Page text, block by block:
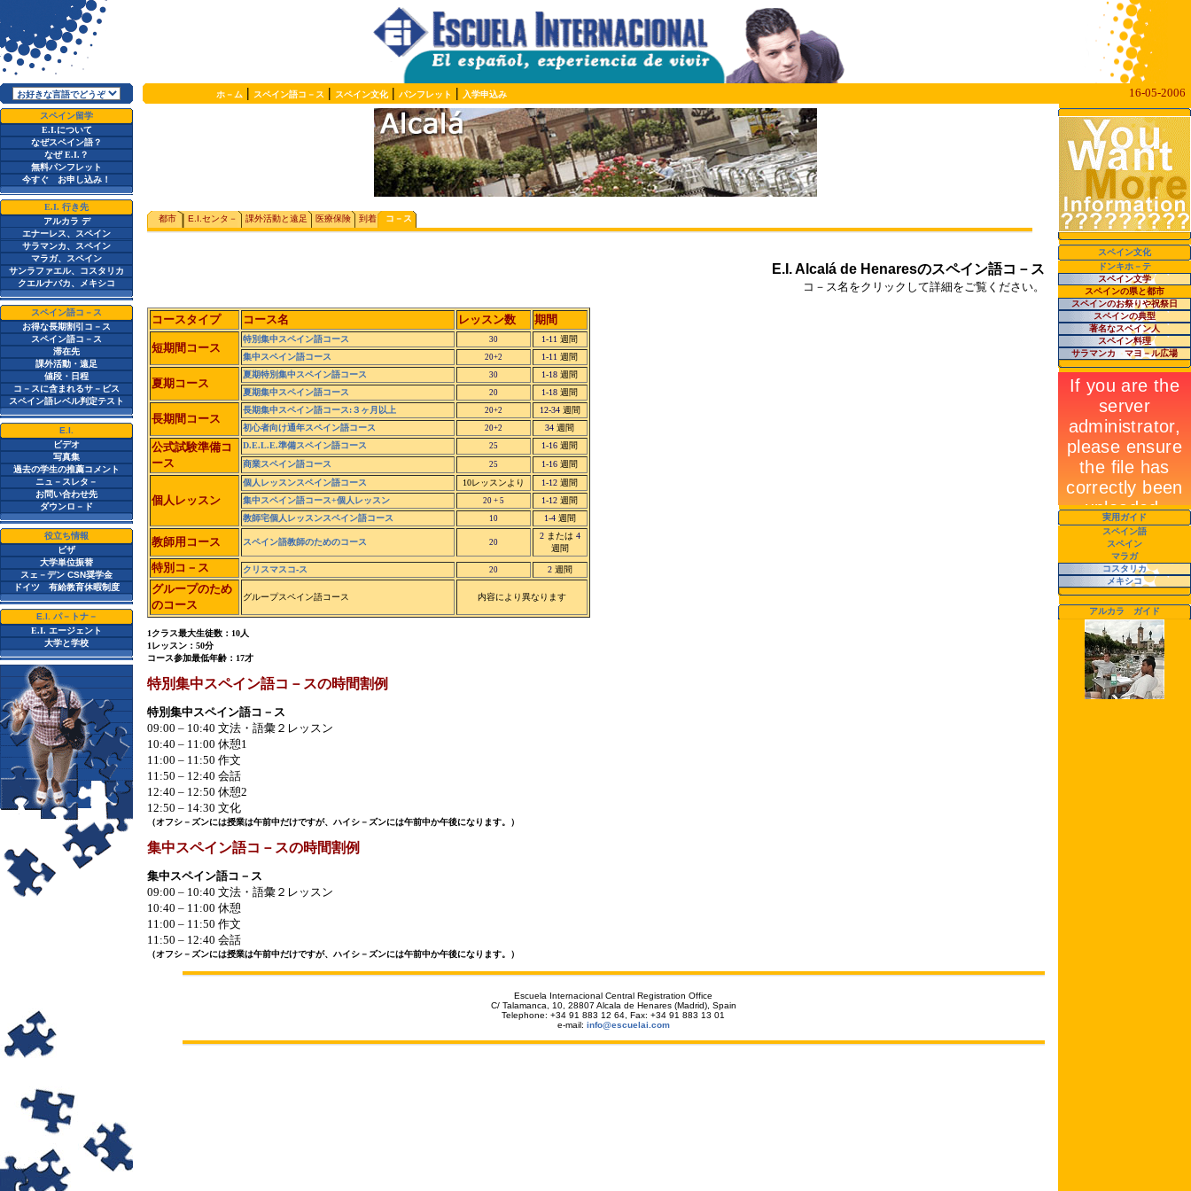
ホ－ム | スペイン語コ－ス | スペイン文化| パンフレット | 入学申込み 16-05-2006
スペイン留学
E.I.について
なぜスペイン語？
なぜE.I. ？
無料パンフレット
今すぐ お申し込み！
E.I. 行き先
アルカラ デ
エナーレス、スペイン
サラマンカ、スペイン
マラガ、スペイン
サンラファエル、コスタリカ
クエルナバカ、メキシコ
スペイン語コ－ス
お得な長期割引コ－ス
スペイン語コ－ス
滞在先
課外活動・遠足
値段・日程
コ－スに含まれるサ－ビス
スペイン語レベル判定テスト
E.I.
ビデオ
写真集
過去の学生の推薦コメント
ニュ－スレタ－
お問い合わせ先
ダウンロ－ド
役立ち情報
ビザ
大学単位振替
スェ－デン CSN奨学金
ドイツ 有給教育休暇制度
E.I. パ－トナ－
E.I. エージェント
大学と学校
都市 E.I. センタ－ 課外活動と遠足 医療保険 到着 コ－ス
E.I. Alcalá de Henaresのスペイン語コ－ス
コ－ス名をクリックして詳細をご覧ください。
コースタイプ コース名 レッスン数 期間
短期間コース
特別集中スペイン語コース 30 1-11 週間
集中スペイン語コース
20+2 1-11 週間
夏期コース
夏期特別集中スペイン語コース 30 1-18 週間
夏期集中スペイン語コース
20 1-18 週間
長期間コース
長期集中スペイン語コース:３ヶ月以上 20+2 12-34 週間
初心者向け通年スペイン語コース
20+2 34 週間
公式試験準備コ
ース
D.E.L.E.準備スペイン語コース 25 1-16 週間
商業スペイン語コース
25 1-16 週間
個人レッスン
個人レッスンスペイン語コース 10レッスンより 1-12 週間
集中スペイン語コース+個人レッスン
20 + 5 1-12 週間
教師宅個人レッスンスペイン語コース
10 1-4 週間
教師用コース スペイン語教師のためのコース 20
2 または 4
週間
特別コ－ス クリスマスコ-ス 20 2 週間
グループのため
のコース
グループスペイン語コース 内容により異なります
1クラス最大生徒数： 10人
1レッスン： 50分
コース参加最低年齢： 17才
特別集中スペイン語コ－スの時間割例
特別集中スペイン語コ－ス
09:00 – 10:40 文法・語彙２レッスン
10:40 – 11:00 休憩1
11:00 – 11:50 作文
11:50 – 12:40 会話
12:40 – 12:50 休憩2
12:50 – 14:30 文化
（オフシ－ズンには授業は午前中だけですが、ハイシ－ズンには午前中か午後になります。）
集中スペイン語コ－スの時間割例
集中スペイン語コ－ス
09:00 – 10:40 文法・語彙２レッスン
10:40 – 11:00 休憩
11:00 – 11:50 作文
11:50 – 12:40 会話
（オフシ－ズンには授業は午前中だけですが、ハイシ－ズンには午前中か午後になります。）
Escuela Internacional Central Registration Office
C/ Talamanca, 10, 28807 Alcala de Henares (Madrid), Spain
Telephone: +34 91 883 12 64, Fax: +34 91 883 13 01
e-mail: info@escuelai.com
スペイン文化
ドンキホ－テ
スペイン文学
スペインの県と都市
スペインのお祭りや祝祭日
スペインの典型
著名なスペイン人
スペイン料理
サラマンカ マヨ－ル広場
実用ガイド
スペイン語
スペイン
マラガ
コスタリカ
メキシコ
アルカラ ガイド